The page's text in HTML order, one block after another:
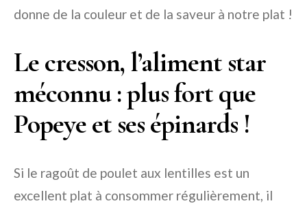
donne de la couleur et de la saveur à notre plat !
Le cresson, l’aliment star
méconnu : plus fort que
Popeye et ses épinards !
Si le ragoût de poulet aux lentilles est un
excellent plat à consommer régulièrement, il